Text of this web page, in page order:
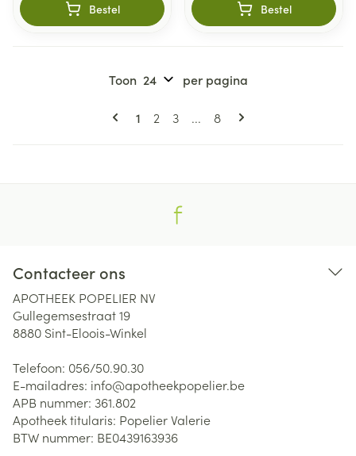
Bestel Bestel
Pagina's
U lees momenteel pagina
1 Pagina
2 Pagina
3 ... Pagina
8
Toon per pagina
Contacteer ons
APOTHEEK POPELIER NV
Gullegemsestraat 19
8880 Sint-Eloois-Winkel
Telefoon: 056/50.90.30
E-mailadres: info@apotheekpopelier.be
APB nummer: 361.802
Apotheek titularis: Popelier Valerie
BTW nummer: BE0439163936